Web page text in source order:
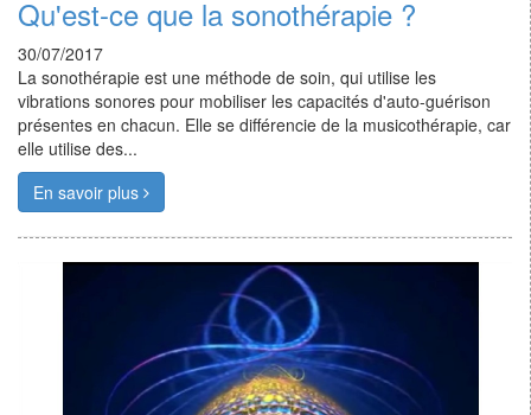
Qu'est-ce que la sonothérapie ?
30/07/2017
La sonothérapie est une méthode de soin, qui utilise les
vibrations sonores pour mobiliser les capacités d'auto-guérison
présentes en chacun. Elle se différencie de la musicothérapie, car
elle utilise des...
En savoir plus